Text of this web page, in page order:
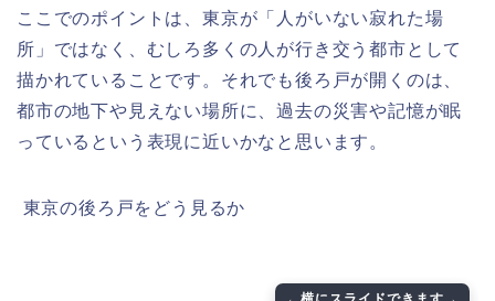
ここでのポイントは、東京が「人がいない寂れた場
所」ではなく、むしろ多くの人が行き交う都市として
描かれていることです。それでも後ろ戸が開くのは、
都市の地下や見えない場所に、過去の災害や記憶が眠
っているという表現に近いかなと思います。
️ 東京の後ろ戸をどう見るか